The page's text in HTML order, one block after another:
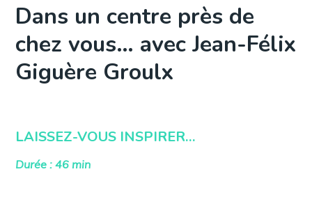
Dans un centre près de
chez vous… avec Jean-Félix
Giguère Groulx
LAISSEZ-VOUS INSPIRER…
Durée : 46 min